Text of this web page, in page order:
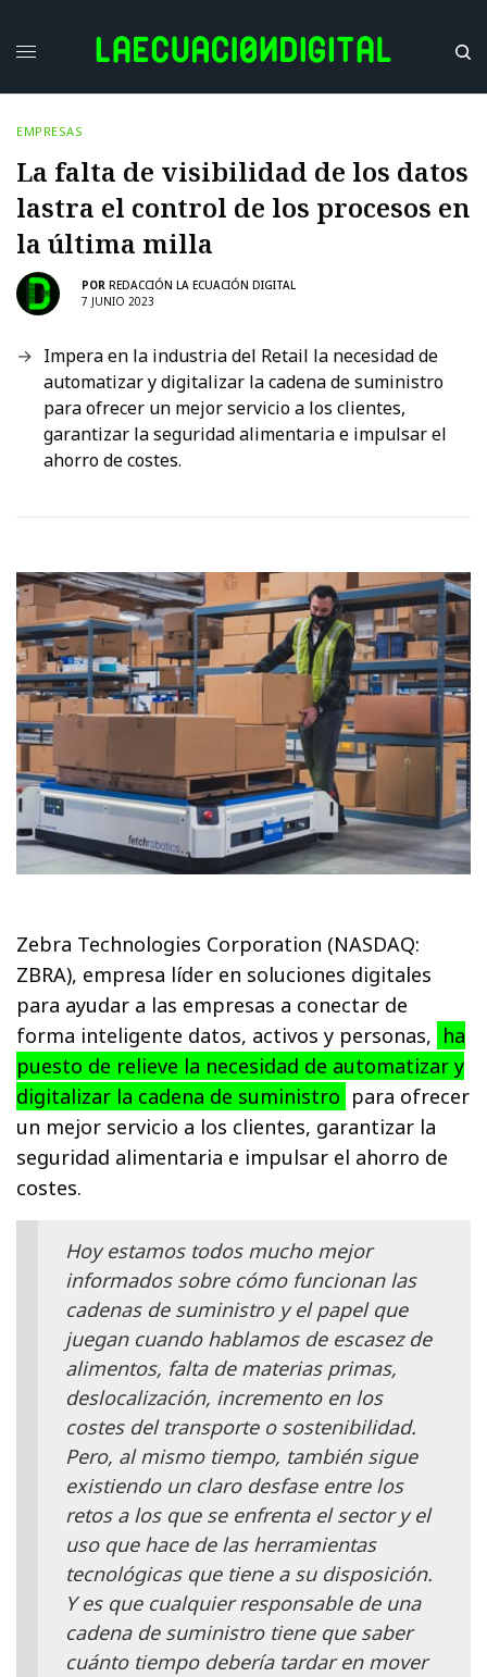
EMPRESAS
La falta de visibilidad de los datos
lastra el control de los procesos en
la última milla
POR REDACCIÓN LA ECUACIÓN DIGITAL
7 JUNIO 2023
Impera en la industria del Retail la necesidad de
automatizar y digitalizar la cadena de suministro
para ofrecer un mejor servicio a los clientes,
garantizar la seguridad alimentaria e impulsar el
ahorro de costes.
Zebra Technologies Corporation (NASDAQ:
ZBRA), empresa líder en soluciones digitales
para ayudar a las empresas a conectar de
forma inteligente datos, activos y personas, ha
puesto de relieve la necesidad de automatizar y
digitalizar la cadena de suministro para ofrecer
un mejor servicio a los clientes, garantizar la
seguridad alimentaria e impulsar el ahorro de
costes.
Hoy estamos todos mucho mejor
informados sobre cómo funcionan las
cadenas de suministro y el papel que
juegan cuando hablamos de escasez de
alimentos, falta de materias primas,
deslocalización, incremento en los
costes del transporte o sostenibilidad.
Pero, al mismo tiempo, también sigue
existiendo un claro desfase entre los
retos a los que se enfrenta el sector y el
uso que hace de las herramientas
tecnológicas que tiene a su disposición.
Y es que cualquier responsable de una
cadena de suministro tiene que saber
cuánto tiempo debería tardar en mover